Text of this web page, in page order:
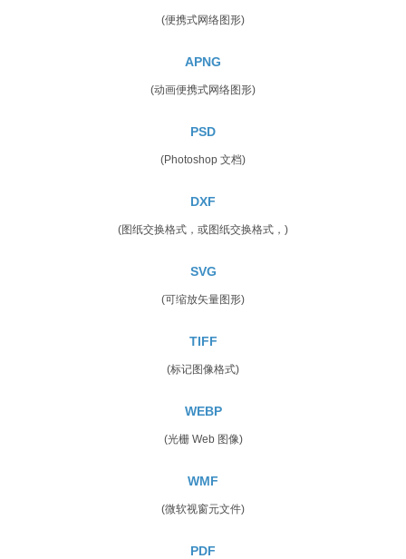
(便携式网络图形)
APNG
(动画便携式网络图形)
PSD
(Photoshop 文档)
DXF
(图纸交换格式，或图纸交换格式，)
SVG
(可缩放矢量图形)
TIFF
(标记图像格式)
WEBP
(光栅 Web 图像)
WMF
(微软视窗元文件)
PDF